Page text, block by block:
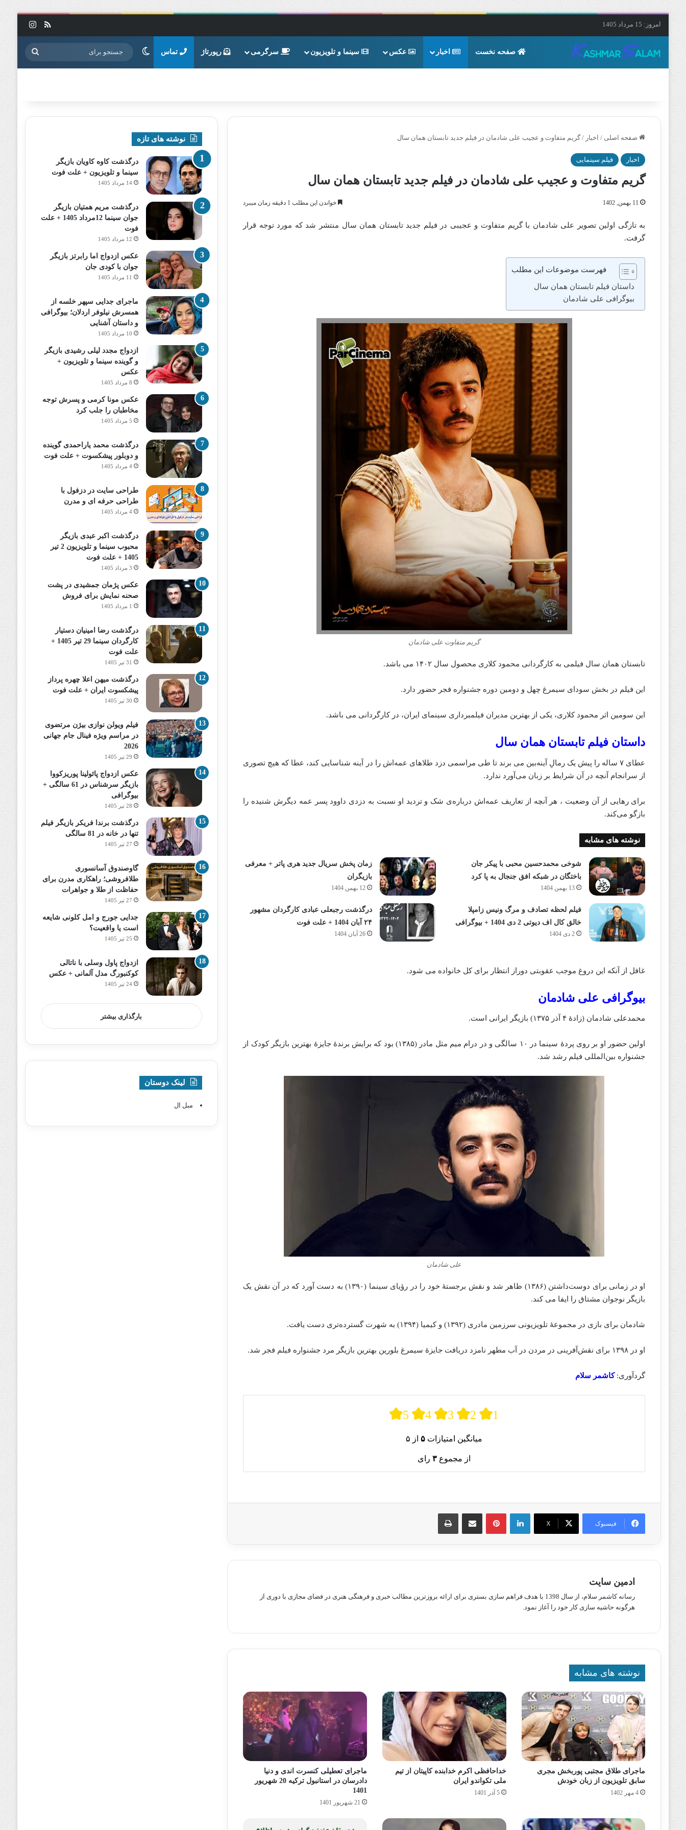
امروز: 15 مرداد 1405 خوراک
صفحه نخست اخبار عکس سینما و تلویزیون سرگرمی رپورتاژ تماس تغییر پوسته جستجو
برای
صفحه اصلی / اخبار / گریم متفاوت و عجیب علی شادمان در فیلم جدید تابستان همان سال
اخبار فیلم سینمایی
گریم متفاوت و عجیب علی شادمان در فیلم جدید تابستان همان سال
11 بهمن, 1402 خواندن این مطلب 1 دقیقه زمان میبرد
به تازگی اولین تصویر علی شادمان با گریم متفاوت و عجیبی در فیلم جدید تابستان همان سال منتشر شد که مورد توجه قرار
گرفت.
فهرست موضوعات این مطلب
داستان فیلم تابستان همان سال
بیوگرافی علی شادمان
گریم متفاوت علی شادمان
تابستان همان سال فیلمی به کارگردانی محمود کلاری محصول سال ۱۴۰۲ می باشد.
این فیلم در بخش سودای سیمرغ چهل و دومین دوره جشنواره فجر حضور دارد.
این سومین اثر محمود کلاری، یکی از بهترین مدیران فیلمبرداری سینمای ایران، در کارگردانی می باشد.
داستان فیلم تابستان همان سال
عطای ۷ ساله را پیش یک رمالِ آینه‌بین می برند تا طی مراسمی دزد طلاهای عمه‌اش را در آینه شناسایی کند، عطا که هیچ تصوری
از سرانجام آنچه در آن شرایط بر زبان می‌آورد ندارد.
برای رهایی از آن وضعیت ، هر آنچه از تعاریف عمه‌اش درباره‌ی شک و تردید او نسبت به دزدی داوود پسر عمه دیگرش شنیده را
بازگو می‌کند.
نوشته های مشابه
شوخی محمدحسین محبی با پیکر جان
باختگان در شبکه افق جنجال به پا کرد
13 بهمن 1404
زمان پخش سریال جدید هری پاتر + معرفی
بازیگران
12 بهمن 1404
فیلم لحظه تصادف و مرگ ونیس زامپلا
خالق کال اف دیوتی 2 دی 1404 + بیوگرافی
2 دی 1404
درگذشت رجبعلی عبادی کارگردان مشهور
۲۴ آبان 1404 + علت فوت
26 آبان 1404
غافل از آنکه این دروغ موجب عقوبتی دوراز انتظار برای کل خانواده می شود.
بیوگرافی علی شادمان
محمدعلی شادمان (زادهٔ ۴ آذر ۱۳۷۵) بازیگر ایرانی است.
اولین حضور او بر روی پردهٔ سینما در ۱۰ سالگی و در درام میم مثل مادر (۱۳۸۵) بود که برایش برندهٔ جایزهٔ بهترین بازیگر کودک از
جشنواره بین‌المللی فیلم رشد شد.
علی شادمان
او در زمانی برای دوست‌داشتن (۱۳۸۶) ظاهر شد و نقش برجستهٔ خود را در رؤیای سینما (۱۳۹۰) به دست آورد که در آن نقش یک
بازیگر نوجوان مشتاق را ایفا می‌ کند.
شادمان برای بازی در مجموعهٔ تلویزیونی سرزمین مادری (۱۳۹۲) و کیمیا (۱۳۹۴) به شهرت گسترده‌تری دست یافت.
او در ۱۳۹۸ برای نقش‌آفرینی در مردن در آب مطهر نامزد دریافت جایزهٔ سیمرغ بلورین بهترین بازیگر مرد جشنواره فیلم فجر شد.
گردآوری:کاشمر سلام
5 4 3 2 1
میانگین امتیازات ۵ از ۵
از مجموع ۳ رای
فیسبوک X
لینکدین پینترستاشتراک گذاری از طریق ایمیل چاپ
ادمین سایت
رسانه کاشمر سلام، از سال 1398 با هدف فراهم سازی بستری برای ارائه بروزترین مطالب خبری و فرهنگی هنری در فضای مجازی با دوری از
هرگونه حاشیه سازی کار خود را آغاز نمود.
نوشته های مشابه
ماجرای طلاق مجتبی پوربخش مجری
سابق تلویزیون از زبان خودش
4 مهر 1402
خداحافظی اکرم خدابنده کاپیتان از تیم
ملی تکواندو ایران
5 آذر 1401
ماجرای تعطیلی کنسرت اندی و دنیا
دادرسان در استانبول ترکیه 20 شهریور
1401
21 شهریور 1401
نوشته های تازه
درگذشت کاوه کاویان بازیگر
سینما و تلویزیون + علت فوت
14 مرداد 1405
درگذشت مریم همتیان بازیگر
جوان سینما 12مرداد 1405 + علت
فوت
12 مرداد 1405
عکس ازدواج اما رابرتز بازیگر
جوان با کودی جان
11 مرداد 1405
ماجرای جدایی سپهر خلسه از
همسرش نیلوفر اردلان؛ بیوگرافی
و داستان آشنایی
10 مرداد 1405
ازدواج مجدد لیلی رشیدی بازیگر
و گوینده سینما و تلویزیون +
عکس
8 مرداد 1405
عکس مونا کرمی و پسرش توجه
مخاطبان را جلب کرد
5 مرداد 1405
درگذشت محمد یاراحمدی گوینده
و دوبلور پیشکسوت + علت فوت
4 مرداد 1405
طراحی سایت در دزفول با
طراحی حرفه‌ ای و مدرن
4 مرداد 1405
درگذشت اکبر عبدی بازیگر
محبوب سینما و تلویزیون 2 تیر
1405 + علت فوت
3 مرداد 1405
عکس پژمان جمشیدی در پشت
صحنه نمایش برای فروش
1 مرداد 1405
درگذشت رضا امینیان دستیار
کارگردان سینما 29 تیر 1405 +
علت فوت
31 تیر 1405
درگذشت میهن اعلا چهره پرداز
پیشکسوت ایران + علت فوت
30 تیر 1405
فیلم ویولن نوازی بیژن مرتضوی
در مراسم ویژه فینال جام جهانی
2026
29 تیر 1405
عکس ازدواج پائولینا پوریزکووا
بازیگر سرشناس در 61 سالگی +
بیوگرافی
28 تیر 1405
درگذشت برندا فریکر بازیگر فیلم
تنها در خانه در 81 سالگی
27 تیر 1405
گاوصندوق آسانسوری
طلافروشی؛ راهکاری مدرن برای
حفاظت از طلا و جواهرات
27 تیر 1405
جدایی جورج و امل کلونی شایعه
است یا واقعیت؟
25 تیر 1405
ازدواج پاول وسلی با ناتالی
کوکنبورگ مدل آلمانی + عکس
24 تیر 1405
بارگذاری بیشتر
لینک دوستان
مبل ال